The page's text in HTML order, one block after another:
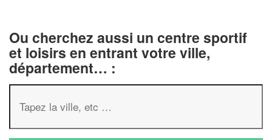
Ou cherchez aussi un centre sportif
et loisirs en entrant votre ville,
département… :